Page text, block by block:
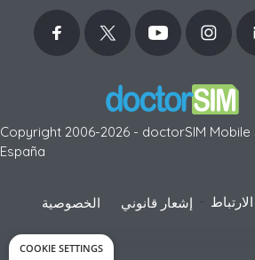
Copyright 2006-2026 - doctorSIM Mobile
España
الخصوصية إشعار قانوني
COOKIE SETTINGS